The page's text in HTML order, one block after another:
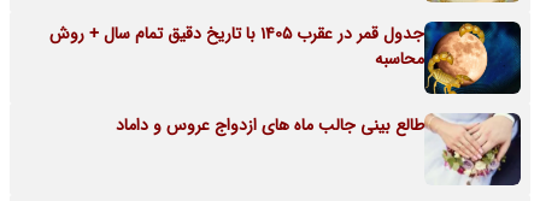
جدول قمر در عقرب 1405 با تاریخ دقیق تمام سال + روش
محاسبه
طالع بینی جالب ماه های ازدواج عروس و داماد